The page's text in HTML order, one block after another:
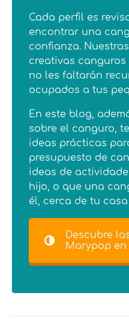
Cada perfil es
encontrar una
confianza.
creativas
no les faltarán
ocupados a tus
En este blog,
sobre el canguro,
ideas prácticas
presupuesto de
ideas de
hijo, o que una
él, cerca de tu
Descubre
Marypop en